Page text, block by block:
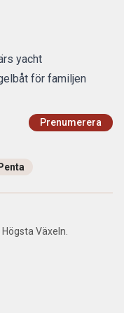
yacht
för familjen
Prenumerera
Växeln.